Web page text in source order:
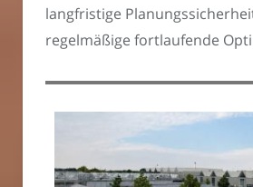
langfristige
regelmäßige fortlaufende